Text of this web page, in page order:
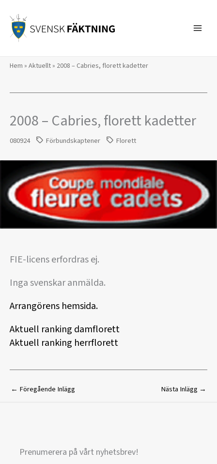
innehåll
Hem » Aktuellt» 2008 – Cabries, florett kadetter
2008 – Cabries, florett kadetter
080924 Förbundskaptener Florett
FIE-licens erfordras ej.
Inga svenskar anmälda.
Arrangörens hemsida.
Aktuell ranking damflorett
Aktuell ranking herrflorett
← Föregående Inlägg Nästa Inlägg →
Prenumerera på vårt nyhetsbrev!